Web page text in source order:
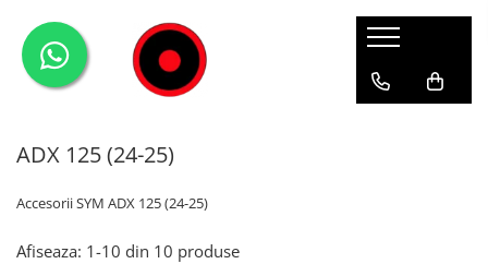
Genti Moto
Laterale
Textil
Accesorii
GPS
Proiectoare
Echipamente
Geci
Givi-Bike
Expirience
ADX 125 (24-25)
Accesorii SYM ADX 125 (24-25)
Afiseaza: 1-10 din 10 produse